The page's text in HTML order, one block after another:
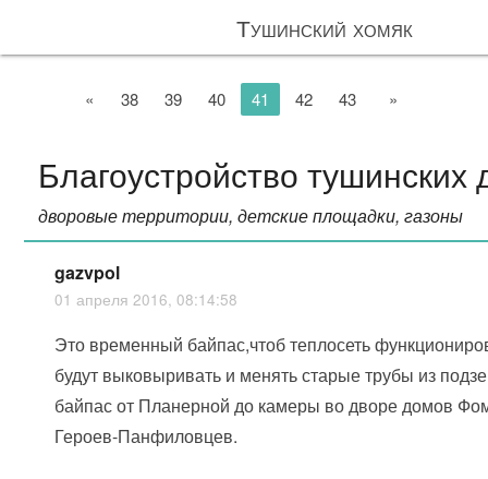
Тушинский хомяк
« 38 39 40 41 42 43 »
Благоустройство тушинских
дворовые территории, детские площадки, газоны
gazvpol
01 апреля 2016, 08:14:58
Это временный байпас,чтоб теплосеть
будут выковыривать и менять старые трубы из
байпас от Планерной до камеры во дворе домов
Героев-Панфиловцев.